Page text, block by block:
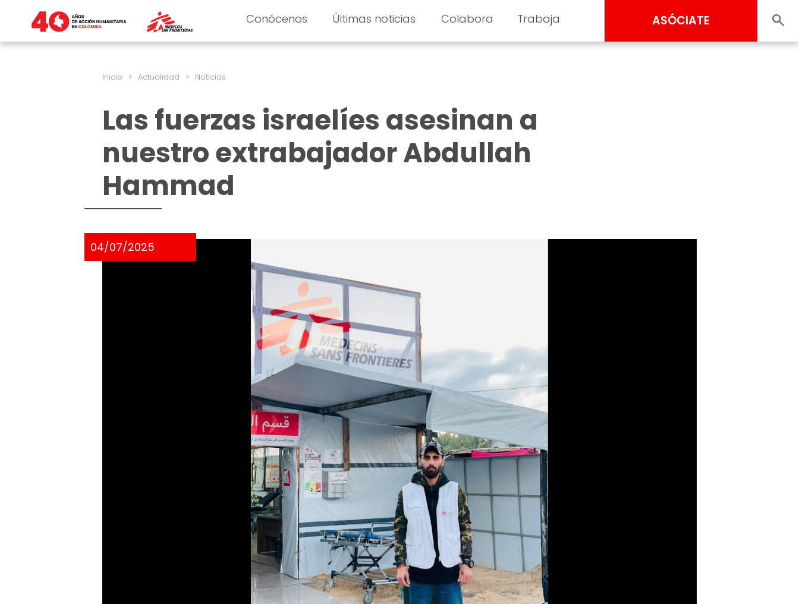
Conócenos Últimas noticias Colabora Trabaja ASÓCIATE
Inicio > Actualidad > Noticias
Las fuerzas israelíes asesinan a
nuestro extrabajador Abdullah
Hammad
04/07/2025